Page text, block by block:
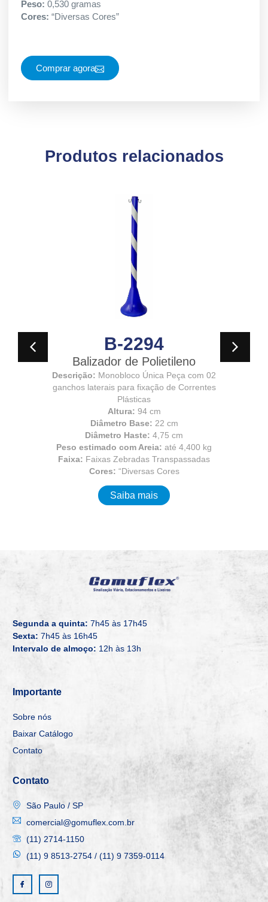
Peso: 0,530 gramas
Cores: “Diversas Cores”
Comprar agora
Produtos relacionados
B-2294
Balizador de Polietileno
Descrição: Monobloco Única Peça com 02
ganchos laterais para fixação de Correntes
Plásticas
Altura: 94 cm
Diâmetro Base: 22 cm
Diâmetro Haste: 4,75 cm
Peso estimado com Areia: até 4,400 kg
Faixa: Faixas Zebradas Transpassadas
Cores: “Diversas Cores
Saiba mais
Segunda a quinta: 7h45 às 17h45
Sexta: 7h45 às 16h45
Intervalo de almoço: 12h às 13h
Importante
Sobre nós
Baixar Catálogo
Contato
Contato
São Paulo / SP
comercial@gomuflex.com.br
(11) 2714-1150
(11) 9 8513-2754 / (11) 9 7359-0114